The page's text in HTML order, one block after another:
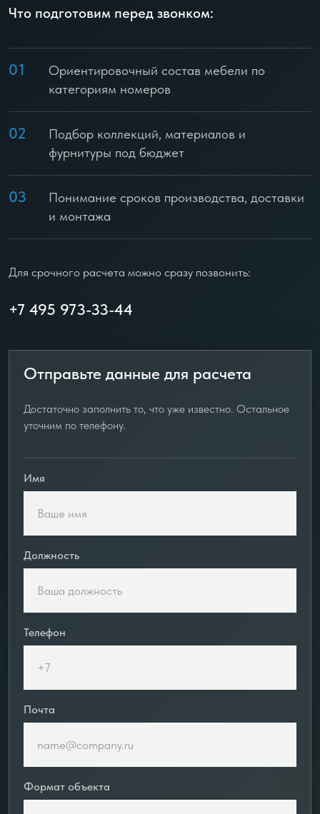
Что подготовим перед звонком:
01
Ориентировочный состав мебели по
категориям номеров
02
Подбор коллекций, материалов и
фурнитуры под бюджет
03
Понимание сроков производства, доставки
и монтажа
Для срочного расчета можно сразу позвонить:
+7 495 973-33-44
Отправьте данные для расчета
Достаточно заполнить то, что уже известно. Остальное
уточним по телефону.
Имя
Должность
Телефон
Почта
Формат объекта